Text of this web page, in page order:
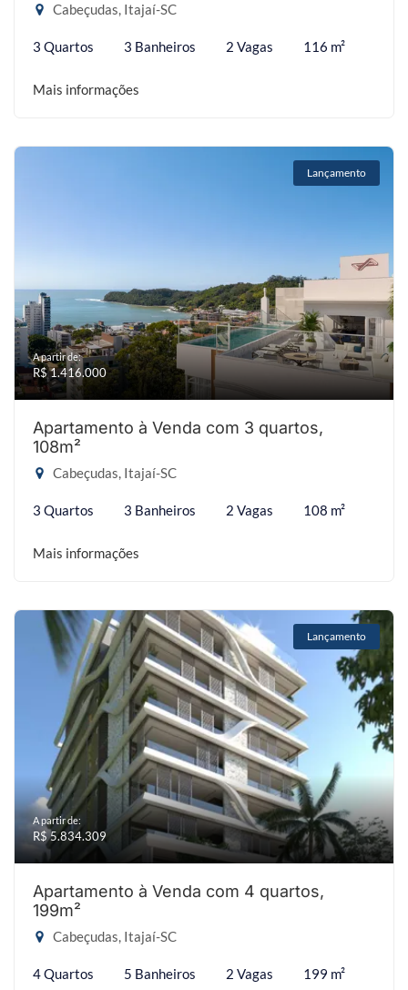
Cabeçudas, Itajaí-SC
3 Quartos 3 Banheiros 2 Vagas 116 m²
Mais informações
Lançamento
A partir de:
R$ 1.416.000
Apartamento à Venda com 3 quartos,
108m²
Cabeçudas, Itajaí-SC
3 Quartos 3 Banheiros 2 Vagas 108 m²
Mais informações
Lançamento
A partir de:
R$ 5.834.309
Apartamento à Venda com 4 quartos,
199m²
Cabeçudas, Itajaí-SC
4 Quartos 5 Banheiros 2 Vagas 199 m²